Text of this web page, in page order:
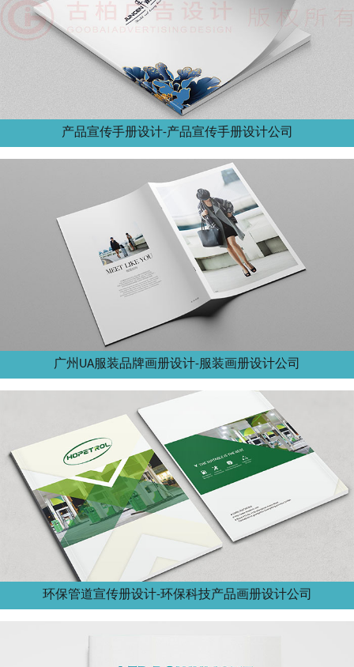
产品宣传手册设计-产品宣传手册设计公司
广州UA服装品牌画册设计-服装画册设计公司
环保管道宣传册设计-环保科技产品画册设计公司